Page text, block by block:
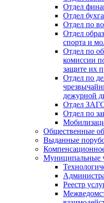
Отдел
Отдел
Отдел по
Отдел
спорта и
Отдел по
комиссии
защите их
Отдел по
дежурной
Отдел
Отдел по
Общественные
Выданные
Муниципальные
Реестр